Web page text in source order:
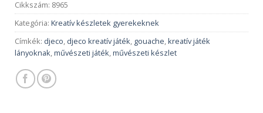
Cikkszám: 8965
Kategória: Kreatív készletek gyerekeknek
Címkék: djeco, djeco kreatív játék, gouache,kreatív játék
lányoknak,művészeti játék,művészeti készlet